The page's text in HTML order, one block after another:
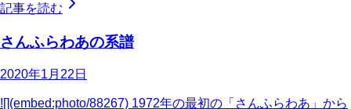
記事を読む
さんふらわあの系譜
2020年1月22日
![](embed:photo/88267) 1972年の最初の「さんふらわあ」から